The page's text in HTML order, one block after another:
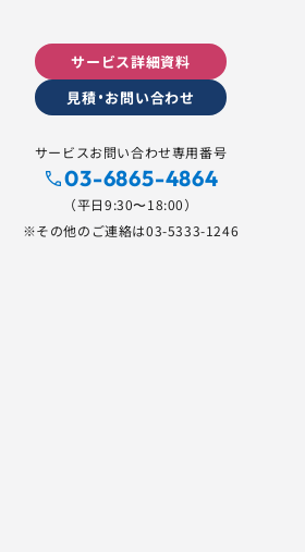
サービス詳細資料
見積・お問い合わせ
サービスお問い合わせ専用番号
03-6865-4864
（平日9:30〜18:00）
※その他のご連絡は03-5333-1246